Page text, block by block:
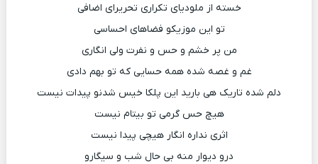
خسته از ملودیای تکراری تحریرای اضافی
تو این موزیکو فضاهای احساسی
من پر خشم و حس و نفرت ولی انگاری
غم و غصه شده همه حسایی که تو بهم دادی
دلم شده تاریک هی بارید این پلکا خیس شدنو پیدات نیست
هیچ حس گرمی تو بیتام نیست
اثری نداره انگار هیچی پیدا نیست
درو دیوار منه بی حال شب و سیگارو